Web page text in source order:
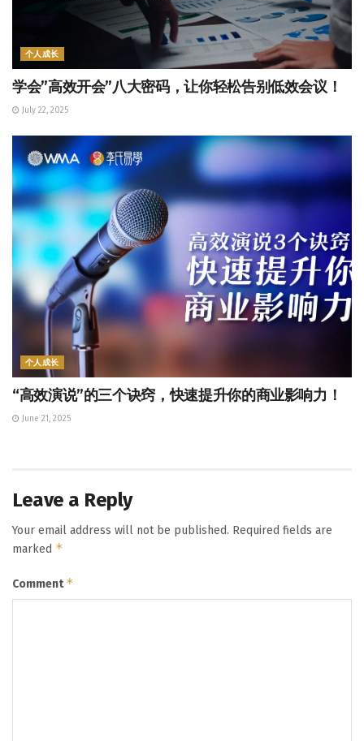
个人成长
学会”高效开会”八大密码，让你轻松告别低效会议！
July 22, 2025
个人成长
“高效演说”的三个诀窍，快速提升你的商业影响力！
June 21, 2025
Leave a Reply
Your email address will not be published. Required fields are
marked *
Comment*